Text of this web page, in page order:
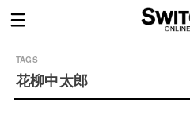
花柳中太郎